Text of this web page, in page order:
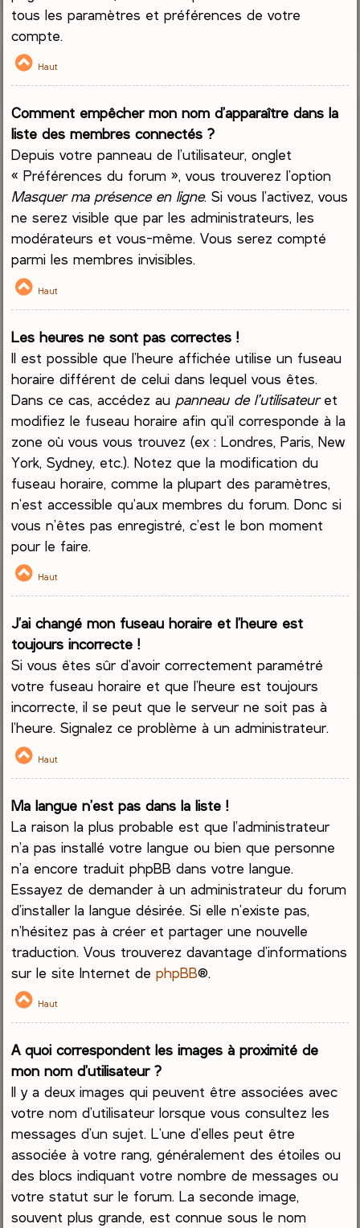
tous les paramètres et préférences de votre
compte.
Haut
Comment empêcher mon nom d’apparaître dans la
liste des membres connectés ?
Depuis votre panneau de l’utilisateur, onglet
« Préférences du forum », vous trouverez l’option
Masquer ma présence en ligne. Si vous l’activez, vous
ne serez visible que par les administrateurs, les
modérateurs et vous-même. Vous serez compté
parmi les membres invisibles.
Haut
Les heures ne sont pas correctes !
Il est possible que l’heure affichée utilise un fuseau
horaire différent de celui dans lequel vous êtes.
Dans ce cas, accédez au panneau de l’utilisateuret
modifiez le fuseau horaire afin qu’il corresponde à la
zone où vous vous trouvez (ex : Londres, Paris, New
York, Sydney, etc.). Notez que la modification du
fuseau horaire, comme la plupart des paramètres,
n’est accessible qu’aux membres du forum. Donc si
vous n’êtes pas enregistré, c’est le bon moment
pour le faire.
Haut
J’ai changé mon fuseau horaire et l’heure est
toujours incorrecte !
Si vous êtes sûr d’avoir correctement paramétré
votre fuseau horaire et que l’heure est toujours
incorrecte, il se peut que le serveur ne soit pas à
l’heure. Signalez ce problème à un administrateur.
Haut
Ma langue n’est pas dans la liste !
La raison la plus probable est que l’administrateur
n’a pas installé votre langue ou bien que personne
n’a encore traduit phpBB dans votre langue.
Essayez de demander à un administrateur du forum
d’installer la langue désirée. Si elle n’existe pas,
n’hésitez pas à créer et partager une nouvelle
traduction. Vous trouverez davantage d’informations
sur le site Internet dephpBB®.
Haut
A quoi correspondent les images à proximité de
mon nom d’utilisateur ?
Il y a deux images qui peuvent être associées avec
votre nom d’utilisateur lorsque vous consultez les
messages d’un sujet. L’une d’elles peut être
associée à votre rang, généralement des étoiles ou
des blocs indiquant votre nombre de messages ou
votre statut sur le forum. La seconde image,
souvent plus grande, est connue sous le nom